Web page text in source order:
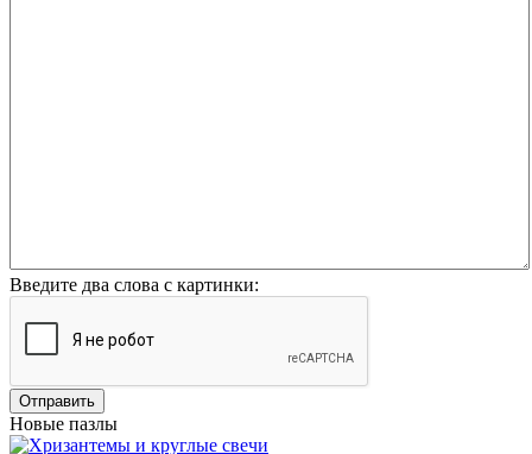
Введите два слова с картинки:
Отправить
Новые пазлы